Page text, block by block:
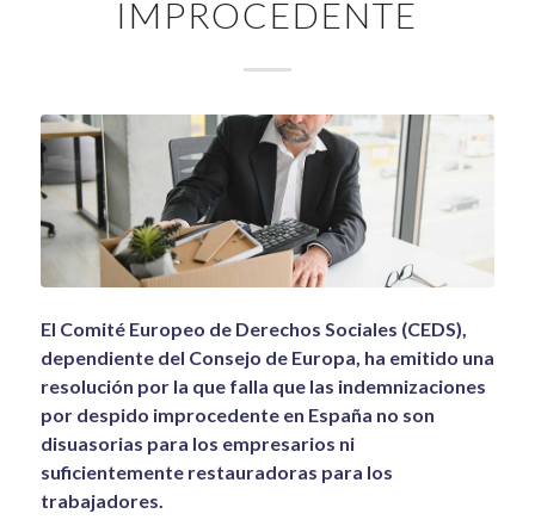
IMPROCEDENTE
El Comité Europeo de Derechos Sociales (CEDS),
dependiente del Consejo de Europa, ha emitido una
resolución por la que falla que las indemnizaciones
por despido improcedente en España no son
disuasorias para los empresarios ni
suficientemente restauradoras para los
trabajadores.